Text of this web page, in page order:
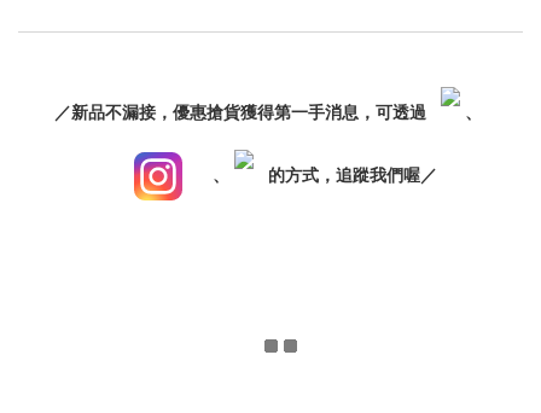
／新品不漏接，優惠搶貨獲得第一手消息，可透過 、
、 的方式，追蹤我們喔／